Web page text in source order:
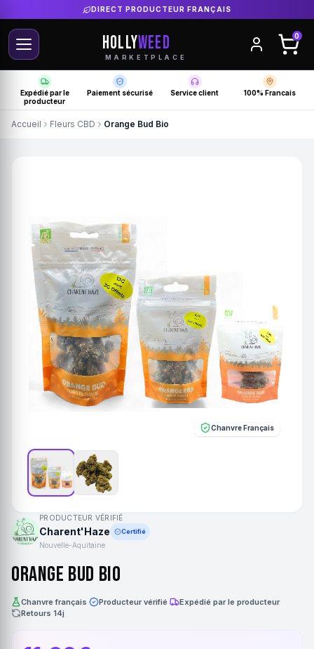
DIRECT PRODUCTEUR FRANÇAIS
HOLLYWEED
MARKETPLACE
0
Expédié par le
producteur
Paiement sécurisé Service client 100% Francais
Accueil Fleurs CBD Orange Bud Bio
Chanvre Français
PRODUCTEUR VÉRIFIÉ
Charent'Haze Certifié
Nouvelle-Aquitaine
Orange Bud Bio
Chanvre français Producteur vérifié Expédié par le producteur·
Retours 14j